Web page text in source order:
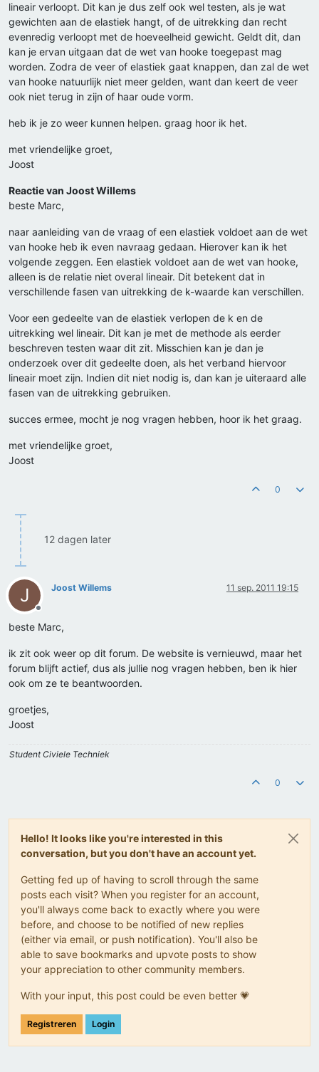
lineair verloopt. Dit kan je dus zelf ook wel testen, als je wat
gewichten aan de elastiek hangt, of de uitrekking dan recht
evenredig verloopt met de hoeveelheid gewicht. Geldt dit, dan
kan je ervan uitgaan dat de wet van hooke toegepast mag
worden. Zodra de veer of elastiek gaat knappen, dan zal de wet
van hooke natuurlijk niet meer gelden, want dan keert de veer
ook niet terug in zijn of haar oude vorm.
heb ik je zo weer kunnen helpen. graag hoor ik het.
met vriendelijke groet,
Joost
Reactie van Joost Willems
beste Marc,
naar aanleiding van de vraag of een elastiek voldoet aan de wet
van hooke heb ik even navraag gedaan. Hierover kan ik het
volgende zeggen. Een elastiek voldoet aan de wet van hooke,
alleen is de relatie niet overal lineair. Dit betekent dat in
verschillende fasen van uitrekking de k-waarde kan verschillen.
Voor een gedeelte van de elastiek verlopen de k en de
uitrekking wel lineair. Dit kan je met de methode als eerder
beschreven testen waar dit zit. Misschien kan je dan je
onderzoek over dit gedeelte doen, als het verband hiervoor
lineair moet zijn. Indien dit niet nodig is, dan kan je uiteraard alle
fasen van de uitrekking gebruiken.
succes ermee, mocht je nog vragen hebben, hoor ik het graag.
met vriendelijke groet,
Joost
0
12 dagen later
J
Offline
Joost Willems 11 sep. 2011 19:15
beste Marc,
ik zit ook weer op dit forum. De website is vernieuwd, maar het
forum blijft actief, dus als jullie nog vragen hebben, ben ik hier
ook om ze te beantwoorden.
groetjes,
Joost
Student Civiele Techniek
0
Hello! It looks like you're interested in this
conversation, but you don't have an account yet.
Getting fed up of having to scroll through the same
posts each visit? When you register for an account,
you'll always come back to exactly where you were
before, and choose to be notified of new replies
(either via email, or push notification). You'll also be
able to save bookmarks and upvote posts to show
your appreciation to other community members.
With your input, this post could be even better 💗
Registreren Login